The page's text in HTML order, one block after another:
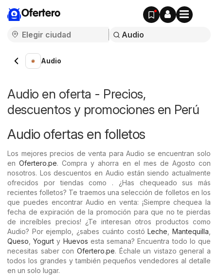
Ofertero
Audio
Audio en oferta - Precios,
descuentos y promociones en Perú
Audio ofertas en folletos
Los mejores precios de venta para Audio se encuentran solo
enOfertero.pe. Compra y ahorra en el mes de Agosto con
nosotros. Los descuentos en Audio están siendo actualmente
ofrecidos por tiendas como . ¿Has chequeado sus más
recientes folletos? Te traemos una selección de folletos en los
que puedes encontrar Audio en venta: ¡Siempre chequea la
fecha de expiración de la promoción para que no te pierdas
de increíbles precios! ¿Te interesan otros productos como
Audio? Por ejemplo, ¿sabes cuánto costóLeche ,Mantequilla
Queso ,Yogurt y Huevos esta semana? Encuentra todo lo que
necesitas saber con Ofertero.pe. Échale un vistazo general a
todos los grandes y también pequeños vendedores al detalle
en un solo lugar.